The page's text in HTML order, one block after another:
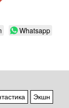
Whatsapp
Экшн